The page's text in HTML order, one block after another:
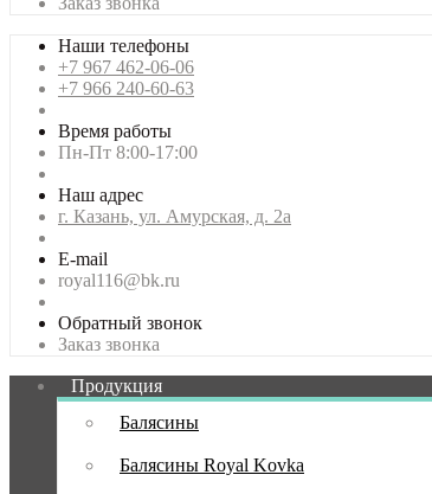
Наши телефоны
+7 967 462-06-06
+7 966 240-60-63
Время работы
Пн-Пт 8:00-17:00
Наш адрес
г. Казань, ул. Амурская, д. 2а
E-mail
royal116@bk.ru
Обратный звонок
Заказ звонка
Продукция
Балясины
Балясины Royal Kovka